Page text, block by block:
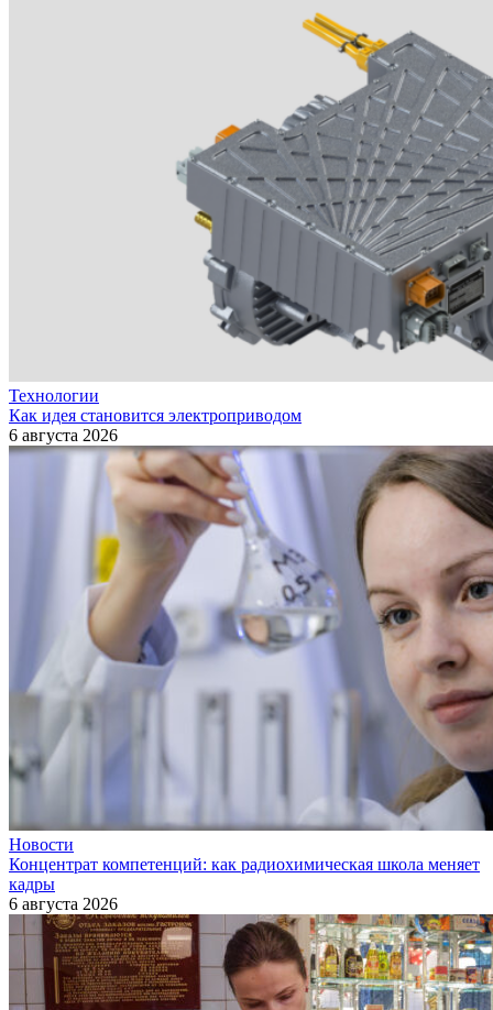
Технологии
Как идея становится электроприводом
6 августа 2026
Новости
Концентрат компетенций: как радиохимическая школа меняет
кадры
6 августа 2026